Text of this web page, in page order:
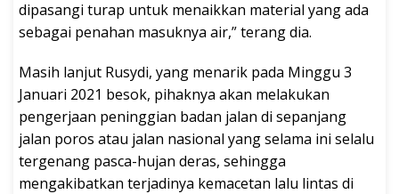
dipasangi turap untuk menaikkan material yang ada
sebagai penahan masuknya air,” terang dia.
Masih lanjut Rusydi, yang menarik pada Minggu 3
Januari 2021 besok, pihaknya akan melakukan
pengerjaan peninggian badan jalan di sepanjang
jalan poros atau jalan nasional yang selama ini selalu
tergenang pasca-hujan deras, sehingga
mengakibatkan terjadinya kemacetan lalu lintas di